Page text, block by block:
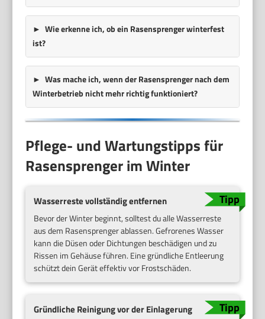
Wie erkenne ich, ob ein Rasensprenger winterfest
ist?
Was mache ich, wenn der Rasensprenger nach dem
Winterbetrieb nicht mehr richtig funktioniert?
Pflege- und Wartungstipps für
Rasensprenger im Winter
Wasserreste vollständig entfernen
Bevor der Winter beginnt, solltest du alle Wasserreste
aus dem Rasensprenger ablassen. Gefrorenes Wasser
kann die Düsen oder Dichtungen beschädigen und zu
Rissen im Gehäuse führen. Eine gründliche Entleerung
schützt dein Gerät effektiv vor Frostschäden.
Gründliche Reinigung vor der Einlagerung